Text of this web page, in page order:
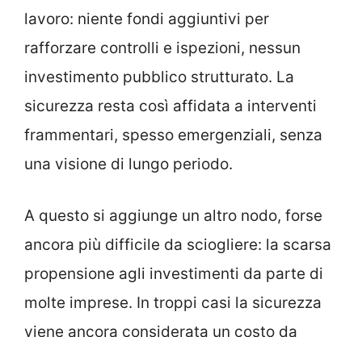
lavoro: niente fondi aggiuntivi per
rafforzare controlli e ispezioni, nessun
investimento pubblico strutturato. La
sicurezza resta così affidata a interventi
frammentari, spesso emergenziali, senza
una visione di lungo periodo.
A questo si aggiunge un altro nodo, forse
ancora più difficile da sciogliere: la scarsa
propensione agli investimenti da parte di
molte imprese. In troppi casi la sicurezza
viene ancora considerata un costo da